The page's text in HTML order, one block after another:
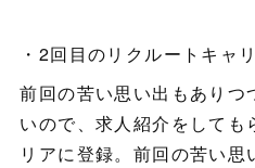
・2回目のリクルートキャ
前回の苦い思い出もありつ
いので、求人紹介をしても
リアに登録。前回の苦い